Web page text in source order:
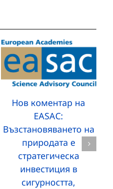
Нов коментар на
EASAC:
Възстановяването на
природата е
стратегическа
инвестиция в
сигурността,